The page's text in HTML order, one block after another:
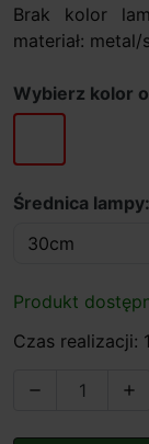
Brak kolor
materiał: metal/
Wybierz kolor
biały
Średnica
Produkt
Czas realizacji:
 